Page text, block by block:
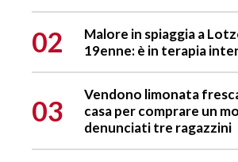
02
Malore in spiaggia a
19enne: è in terapia
03
Vendono limonata
casa per comprare un
denunciati tre ragazzini